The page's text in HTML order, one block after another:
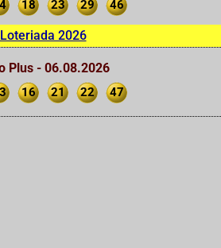
18 23 29 46
Loteriada 2026
Plus - 06.08.2026
16 21 22 47